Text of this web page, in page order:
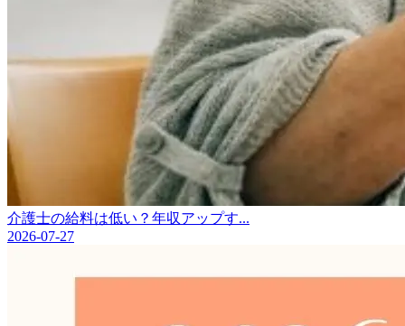
介護士の給料は低い？年収アップす...
2026-07-27